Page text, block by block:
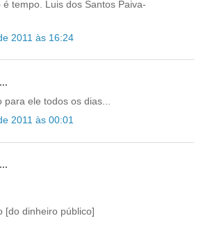
tempo. Luis dos Santos Paiva-
2011 às 16:24
ele todos os dias...
2011 às 00:01
[do dinheiro público]